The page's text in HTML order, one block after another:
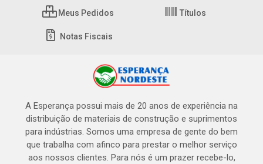
Meus Pedidos Títulos
Notas Fiscais
A Esperança possui mais de 20 anos de experiência na
distribuição de materiais de construção e suprimentos
para indústrias. Somos uma empresa de gente do bem
que trabalha com afinco para prestar o melhor serviço
aos nossos clientes. Para nós é um prazer recebe-lo,